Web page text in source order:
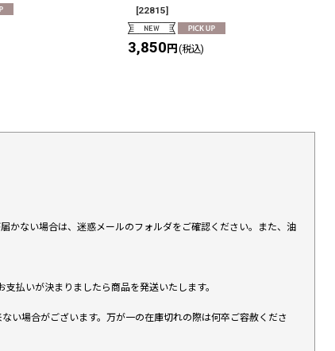
[22815]
3,850円 (税込)
かない場合は、迷惑メールのフォルダをご確認ください。また、油
払いが決まりましたら商品を発送いたします。
い場合がございます。万が一の在庫切れの際は何卒ご容赦くださ